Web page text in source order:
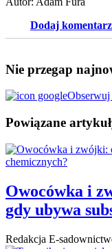
Dodaj komentarz
Nie przegap
Powiązane
Owocówka i
gdy ubywa
Redakcja E-